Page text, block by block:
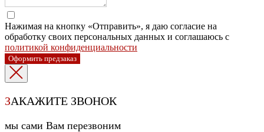
Нажимая на кнопку «Отправить», я даю согласие на
обработку своих персональных данных и соглашаюсь с
политикой конфиденциальности
Оформить предзаказ
ЗАКАЖИТЕ ЗВОНОК
мы сами Вам перезвоним